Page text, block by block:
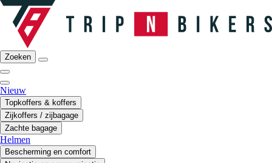
Zoeken
Nieuw
Topkoffers & koffers
Zijkoffers / zijbagage
Zachte bagage
Helmen
Bescherming en comfort